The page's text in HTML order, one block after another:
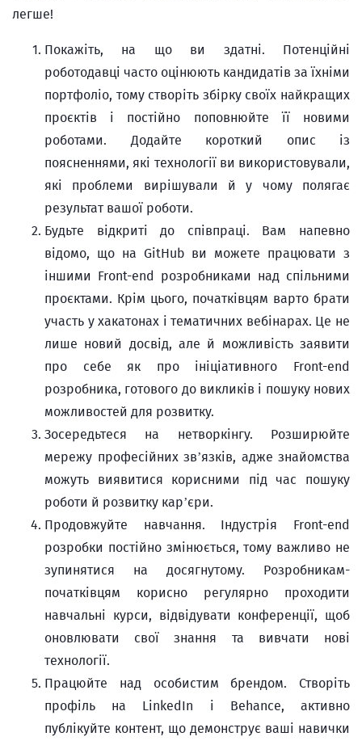
легше!
Покажіть, на що ви здатні. Потенційні
роботодавці часто оцінюють кандидатів за їхніми
портфоліо, тому створіть збірку своїх найкращих
проєктів і постійно поповнюйте її новими
роботами. Додайте короткий опис із
поясненнями, які технології ви використовували,
які проблеми вирішували й у чому полягає
результат вашої роботи.
Будьте відкриті до співпраці. Вам напевно
відомо, що на GitHub ви можете працювати з
іншими Front-end розробниками над спільними
проєктами. Крім цього, початківцям варто брати
участь у хакатонах і тематичних вебінарах. Це не
лише новий досвід, але й можливість заявити
про себе як про ініціативного Front-end
розробника, готового до викликів і пошуку нових
можливостей для розвитку.
Зосередьтеся на нетворкінгу. Розширюйте
мережу професійних зв’язків, адже знайомства
можуть виявитися корисними під час пошуку
роботи й розвитку кар’єри.
Продовжуйте навчання. Індустрія Front-end
розробки постійно змінюється, тому важливо не
зупинятися на досягнутому. Розробникам-
початківцям корисно регулярно проходити
навчальні курси, відвідувати конференції, щоб
оновлювати свої знання та вивчати нові
технології.
Працюйте над особистим брендом. Створіть
профіль на LinkedIn і Behance, активно
публікуйте контент, що демонструє ваші навички